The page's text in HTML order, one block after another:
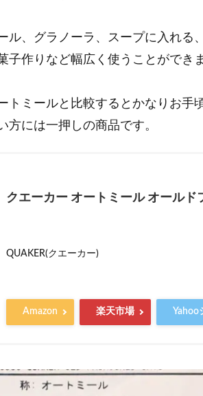
ル、グラノーラ、スープに入れる
子作りなど幅広く使うことができ
トミールと比較するとかなりお手
方には一押しの商品です。
クエーカー オートミール オールド
QUAKER(クエーカー)
Amazon 楽天市場 Yahoo